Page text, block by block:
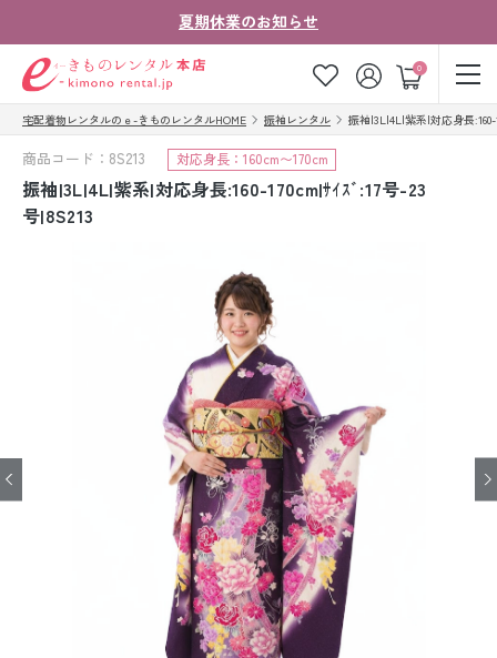
夏期休業のお知らせ
0
ゲスト
お気に入り ログイン カート
ご注文の流れ
会社案内
法人・グループの
お客様はこちら
宅配着物レンタルのｅ-きものレンタルHOME 振袖レンタル 振袖|3L|4L|紫系|対応身長:160-
商品コード：8S213 対応身長：160cm〜170cm
振袖|3L|4L|紫系|対応身長:160-170cm|ｻｲｽﾞ:17号-23
号|8S213